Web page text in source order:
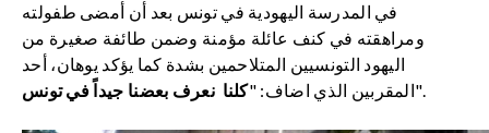
في المدرسة اليهودية في تونس بعد أن أمضى طفولته
ومراهقته في كنف عائلة مؤمنة وضمن طائفة صغيرة من
اليهود التونسيين المتلاحمين بشدة كما يؤكد يوهان، أحد
المقربين الذي اضاف: "كلنا نعرف بعضنا جيداً في تونس ".